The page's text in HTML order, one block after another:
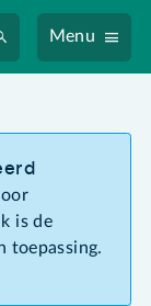
Menu
is de
toepassing.